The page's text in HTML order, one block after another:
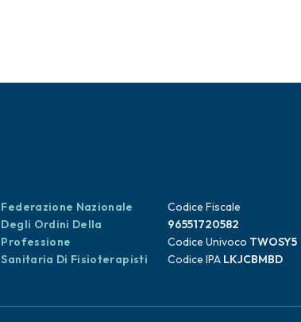
Federazione Nazionale
Degli Ordini Della
Professione
Sanitaria Di Fisioterapisti
Codice Fiscale
96551720582
Codice Univoco TWOSY5
Codice IPA LKJCBMBD